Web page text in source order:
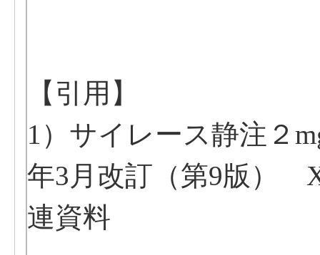
【引用】
1）サイレース静注２
年3月改訂（第9版）
連資料